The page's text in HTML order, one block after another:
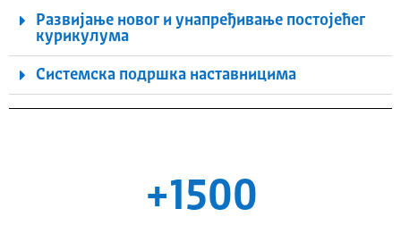
Развијање новог и унапређивање постојећег
курикулума
Системска подршка наставницима
+1500